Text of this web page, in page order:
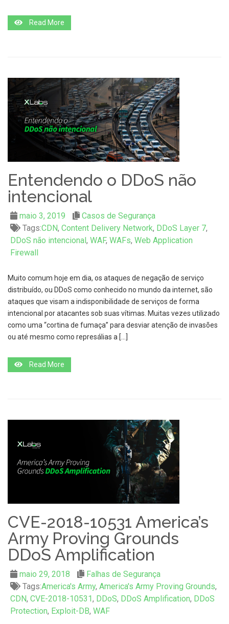
Read More
Entendendo o DDoS não
intencional
maio 3, 2019
Casos de Segurança
Tags:CDN, Content Delivery Network, DDoS Layer 7,
DDoS não intencional , WAF, WAFs, Web Application
Firewall
Muito comum hoje em dia, os ataques de negação de serviço
distribuído, ou DDoS como conhecido no mundo da internet, são
ataques que visam a indisponibilidade de serviços de forma
intencional por atacantes sob suas vítimas. Muitas vezes utilizado
como uma “cortina de fumaça” para desviar atenção de invasões
ou até mesmo como represálias a […]
Read More
CVE-2018-10531 America’s
Army Proving Grounds
DDoS Amplification
maio 29, 2018
Falhas de Segurança
Tags:America's Army, America's Army Proving Grounds,
CDN, CVE-2018-10531, DDoS, DDoS Amplification, DDoS
Protection, Exploit-DB, WAF